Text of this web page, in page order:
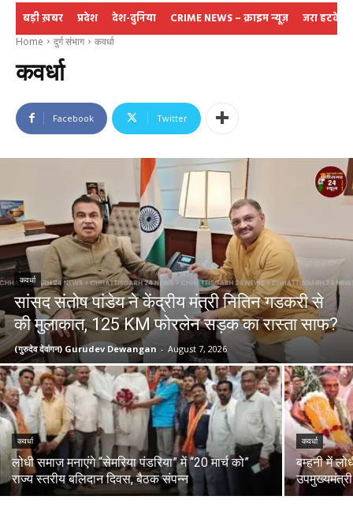
बड़ी ख़बर प्रदेश देश-दुनिया CRIME NEWS – क्राइम न्यूज़ जरा हटके
Home दुर्ग संभाग कवर्धा
कवर्धा
Facebook Twitter
कवर्धा
सांसद संतोष पांडेय ने केंद्रीय मंत्री नितिन गडकरी से
की मुलाकात, 125 KM फोरलेन सड़क का रास्ता साफ?
(गुरुदेव देवांगन) Gurudev Dewangan - August 7, 2026
कवर्धा
लोधी समाज मनाएंगे “सेमरिया पंडरिया” में “20 मार्च को”
राज्य स्तरीय बलिदान दिवस, बैठक संपन्न
कवर्धा
बम्हनी में